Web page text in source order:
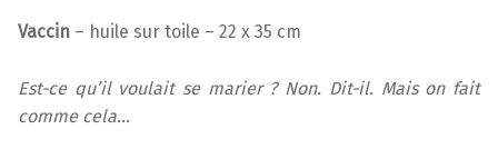
Vaccin – huile sur toile – 22 x 35 cm
Est-ce qu’il voulait se marier ? Non. Dit-il. Mais on fait
comme cela…